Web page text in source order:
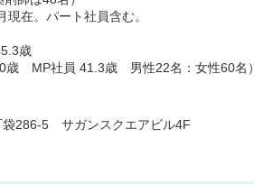
在。パート社員含む。
歳
歳 MP社員 41.3歳 男性22名：女性60名）
袋286-5 サガンスクエアビル4F